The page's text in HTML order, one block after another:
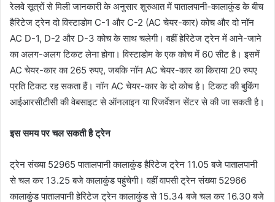
रेलवे सूत्रों से मिली जानकारी के अनुसार शुरुआत में पातालपानी-कालाकुंड के बीच
हैरिटेज ट्रेन दो विस्टाडोम C-1 और C-2 (AC चेयर-कार) कोच और दो नॉन
AC D-1, D-2 और D-3 कोच के साथ चलेगी। वहीं हेरिटेज ट्रेन में आने-जाने
का अलग-अलग टिकट लेना होगा। विस्टाडोम के एक कोच में 60 सीट है। इसमें
AC चेयर-कार का 265 रुपए, जबकि नॉन AC चेयर-कार का किराया 20 रुपए
प्रति टिकट रह सकता हैं। नॉन AC चेयर-कार के दो कोच है। टिकट की बुकिंग
आईआरसीटीसी की वेबसाइट से ऑनलाइन या रिजर्वेशन सेंटर से की जा सकती है।
इस समय पर चल सकती है ट्रेन
ट्रेन संख्या 52965 पातालपानी कालाकुंड हैरिटेज ट्रेन 11.05 बजे पातालपानी
से चल कर 13.25 बजे कालाकुंड पहुंचेगी। वहीं वापसी ट्रेन संख्या 52966
कालाकुंड पातालपानी हेरिटेज ट्रेन कालाकुंड से 15.34 बजे चल कर 16.30 बजे